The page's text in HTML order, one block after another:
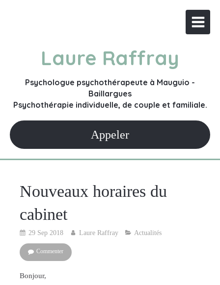
Laure Raffray
Psychologue psychothérapeute à Mauguio -
Baillargues
Psychothérapie individuelle, de couple et familiale.
Appeler
Nouveaux horaires du
cabinet
29 Sep 2018 Laure Raffray Actualités
Commenter
Bonjour,